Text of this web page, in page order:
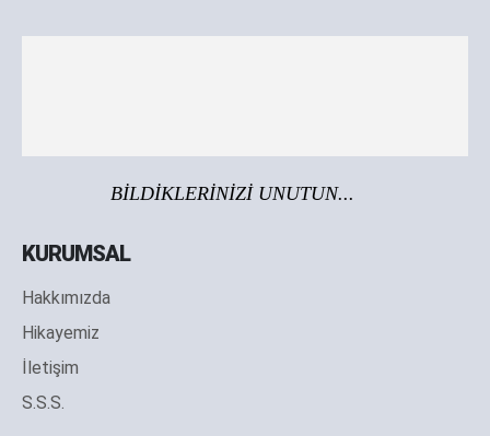
BİLDİKLERİNİZİ UNUTUN...
KURUMSAL
Hakkımızda
Hikayemiz
İletişim
S.S.S.